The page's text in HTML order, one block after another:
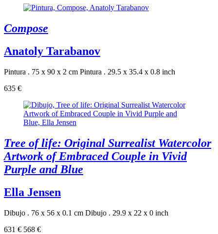
Compose
Anatoly Tarabanov
Pintura . 75 x 90 x 2 cm Pintura . 29.5 x 35.4 x 0.8 inch
635 €
Tree of life: Original Surrealist Watercolor
Artwork of Embraced Couple in Vivid
Purple and Blue
Ella Jensen
Dibujo . 76 x 56 x 0.1 cm Dibujo . 29.9 x 22 x 0 inch
631 € 568 €